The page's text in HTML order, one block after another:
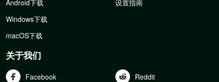
Android下载
Windows下载
macOS下载
设置指南
关于我们
Facebook Reddit